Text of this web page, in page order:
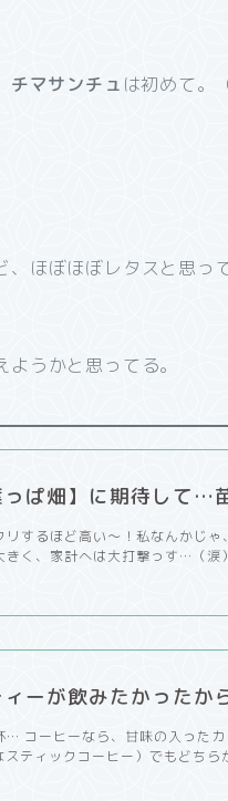
チマサンチュ は初めて。
ほぼほぼレタスと思っ
うかと思ってる。
ぱ畑】に期待して…
リするほど高い～！私なんかじ
きく、家計へは大打撃っす…（涙
ィーが飲みたかったか
… コーヒーなら、甘味の入った
ティックコーヒー）でもどちら